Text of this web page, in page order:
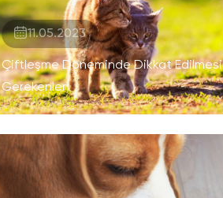
11.05.2023
Çiftleşme Döneminde Dikkat Edilmesi
Gerekenler